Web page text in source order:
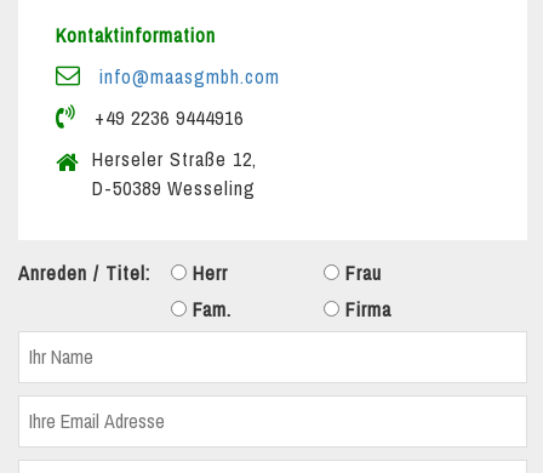
Kontaktinformation
info@maasgmbh.com
+49 2236 9444916
Herseler Straße 12,
D-50389 Wesseling
Anreden / Titel: Herr
Frau
Fam.
Firma